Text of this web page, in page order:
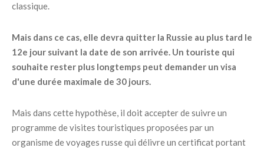
classique.
Mais dans ce cas, elle devra quitter la Russie au plus tard le
12e jour suivant la date de son arrivée. Un touriste qui
souhaite rester plus longtemps peut demander un visa
d'une durée maximale de 30 jours.
Mais dans cette hypothèse, il doit accepter de suivre un
programme de visites touristiques proposées par un
organisme de voyages russe qui délivre un certificat portant